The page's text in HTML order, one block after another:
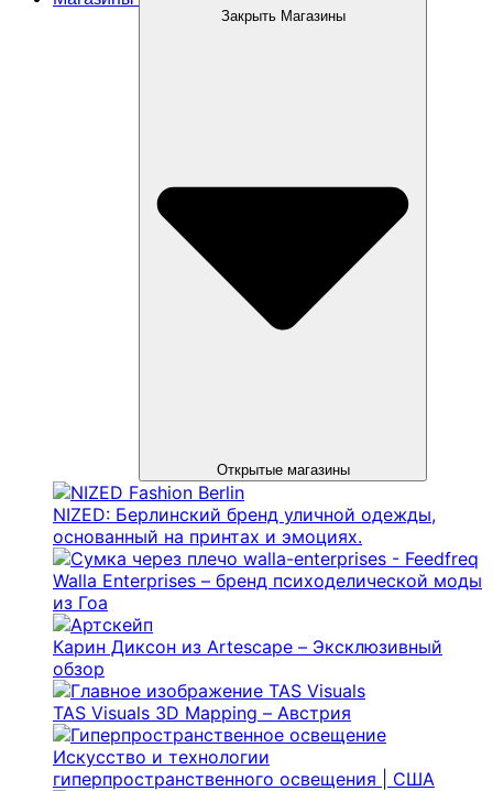
Закрыть Магазины
Открытые магазины
NIZED: Берлинский бренд уличной одежды,
основанный на принтах и ​​эмоциях.
Walla Enterprises – бренд психоделической моды
из Гоа
Карин Диксон из Artescape – Эксклюзивный
обзор
TAS Visuals 3D Mapping – Австрия
Искусство и технологии
гиперпространственного освещения | США